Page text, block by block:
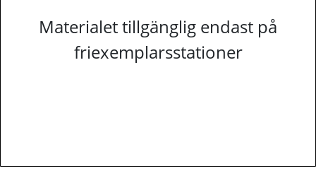
Materialet tillgänglig endast på
friexemplarsstationer